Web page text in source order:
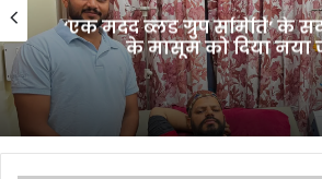
‘एक मदद ब्लड ग्रुप समिति’ के
के मासूम को दिया नया